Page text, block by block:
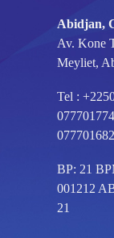
Abidjan,
Av. Kone
Meyliet,
Tel :
BP: 21
001212
21